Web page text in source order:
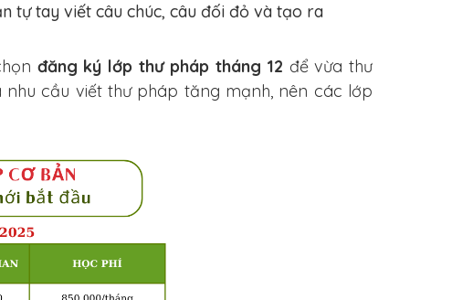
tự tay viết câu chúc, câu đối đỏ và tạo ra
đăng ký lớp thư pháp tháng 12 để vừa thư
cầu viết thư pháp tăng mạnh, nên các lớp